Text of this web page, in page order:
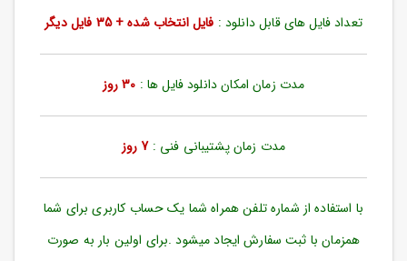
ورود
به
بازیابی
رمز
تعداد فایل های قابل دانلود : فایل انتخاب شده + 35 فایل دیگر
مدت زمان امکان دانلود فایل ها : 30 روز
مدت زمان پشتیبانی فنی :7 روز
با استفاده از شماره تلفن همراه شما یک حساب کاربری برای شما
همزمان با ثبت سفارش ایجاد میشود .برای اولین بار به صورت